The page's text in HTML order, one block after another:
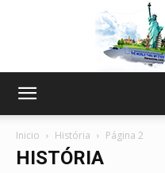
Inicio História Página 2
HISTÓRIA